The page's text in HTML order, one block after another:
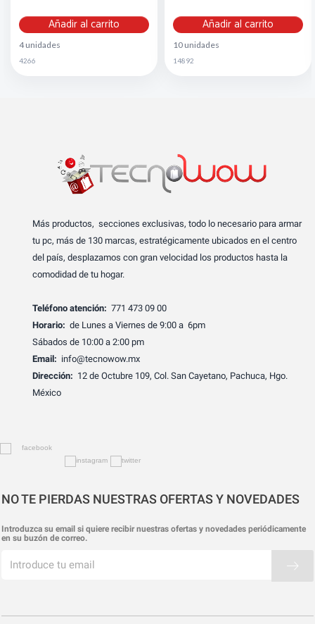
Añadir al carrito
4 unidades
4266
Añadir al carrito
10 unidades
14892
Más productos, secciones exclusivas, todo lo necesario para armar
tu pc, más de 130 marcas, estratégicamente ubicados en el centro
del país, desplazamos con gran velocidad los productos hasta la
comodidad de tu hogar.
Teléfono atención: 771 473 09 00
Horario: de Lunes a Viernes de 9:00 a 6pm
Sábados de 10:00 a 2:00 pm
Email: info@tecnowow.mx
Dirección: 12 de Octubre 109, Col. San Cayetano, Pachuca, Hgo.
México
NO TE PIERDAS NUESTRAS OFERTAS Y NOVEDADES
Introduzca su email si quiere recibir nuestras ofertas y novedades periódicamente
en su buzón de correo.